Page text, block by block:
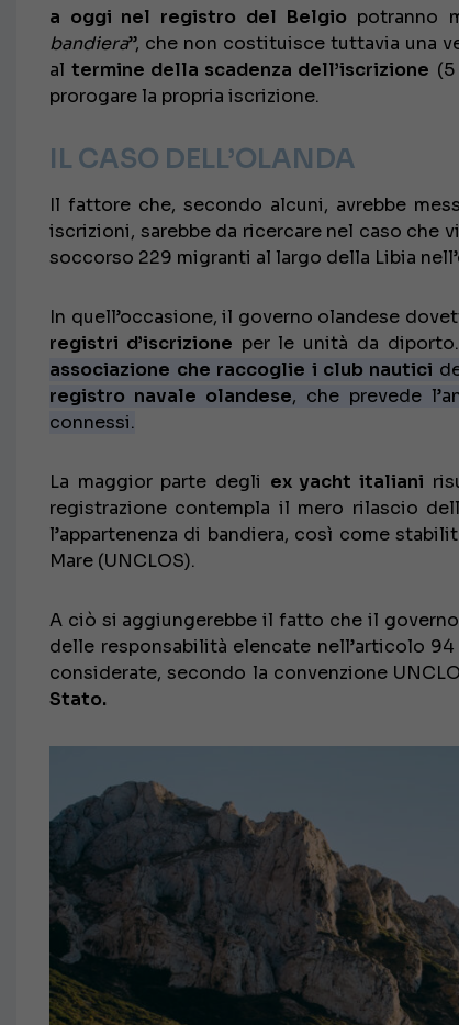
a oggi nel registro del Belgio potranno
bandiera”, che non costituisce tuttavia una
altermine della scadenza dell’iscrizione
prorogare la propria iscrizione.
IL CASO DELL’OLANDA
Il fattore che, secondo alcuni, avrebbe
iscrizioni, sarebbe da ricercare nel caso che
soccorso 229 migranti al largo della Libia
In quell’occasione, il governo olandese
registri d’iscrizione per le unità da diporto.
associazione che raccoglie i club nautici
registro navale olandese, che prevede
connessi.
La maggior parte degli ex yacht italiani
registrazione contempla il mero rilascio
l’appartenenza di bandiera, così come
Mare (UNCLOS).
A ciò si aggiungerebbe il fatto che il
delle responsabilità elencate nell’articolo
considerate, secondo la convenzione
Stato.